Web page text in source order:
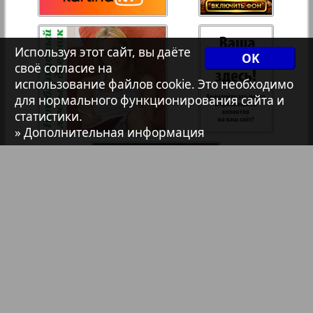
2
35 36
37 38
39 40
7плюс7я
Авангард
АйБолит
OK
Используя этот сайт, вы даёте
своё согласие на
использование файлов cookie. Это необходимо
для нормального функционирования сайта и
статистики.
» Дополнительная информация